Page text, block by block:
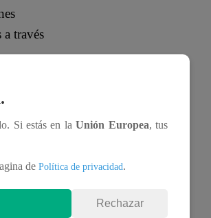
través
por
Si estás en laUnión Europea, tus
de Política de privacidad.
Rechazar